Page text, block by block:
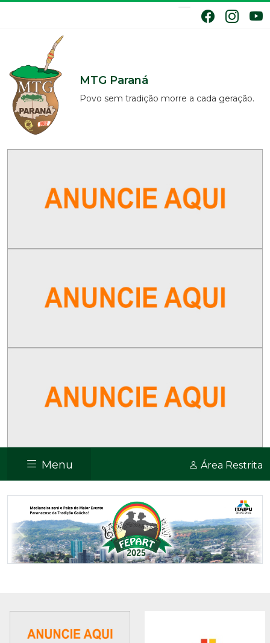
MTG Paraná
Povo sem tradição morre a cada geração.
Menu Área Restrita
Previous